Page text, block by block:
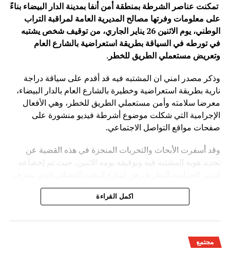
تمكنت عناصر الشرطة بمنطقة أمن أنفا بمدينة الدار البيضاء بناءً
على معلومات وفرتها مصالح المديرية العامة لمراقبة التراب
الوطني، يوم الاثنين 26 يناير الجاري، من توقيف شخص يشتبه
في تورطه في السياقة بطريقة استعراضية بالشارع العام
وتعريض مستعملي الطريق للخطر .
وذكر مصدر امني ان المشتبه فيه قد أقدم على سياقة دراجة
نارية بطريقة استعراضية وخطيرة بالشارع العام بالدار البيضاء،
معرضا سلامته وأمن مستعملي الطريق للخطر، وهي الأفعال
الإجرامية التي شكلت موضوع أشرطة فيديو منشورة على
صفحات مواقع التواصل الاجتماعي.
وقد أسفرت الأبحاث والتحريات المنجزة في هذه القضية عن
تحديد هوية المشتبه فيه وتوقيفه يومه الاثنين، حيث تم إخضاعه
عليه النيابة العامة المختصة، وذلك للكشف عن جميع ظروف
وملابسات وخلفيات هذه القضية، وكذا تحديد كافة
اكمل القراءة
مجتمع